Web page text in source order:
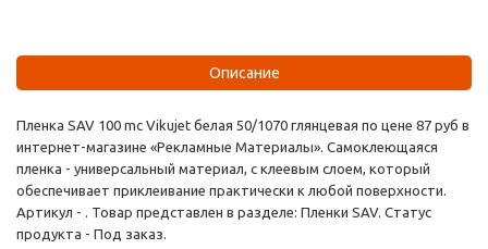
Описание
Пленка SAV 100 mc Vikujet белая 50/1070 глянцевая по цене 87 руб в
интернет-магазине «Рекламные Материалы». Самоклеющаяся
пленка - универсальный материал, с клеевым слоем, который
обеспечивает приклеивание практически к любой поверхности.
Артикул - . Товар представлен в разделе: Пленки SAV. Статус
продукта - Под заказ.